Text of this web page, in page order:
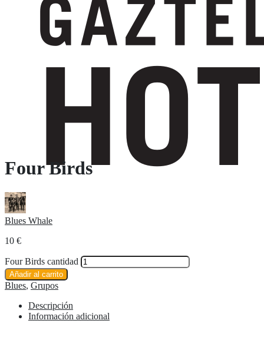
Four Birds
Blues Whale
10 €
Four Birds cantidad
Añadir al carrito
Blues, Grupos
Descripción
Información adicional